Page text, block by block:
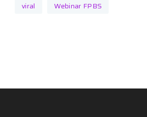
viral
Webinar FPBS